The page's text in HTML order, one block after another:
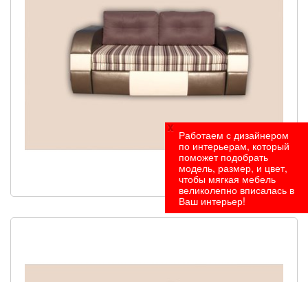
Под заказ
Работаем с дизайнером
по интерьерам, который
поможет подобрать
модель, размер, и цвет,
чтобы мягкая мебель
великолепно вписалась в
Ваш интерьер!
x